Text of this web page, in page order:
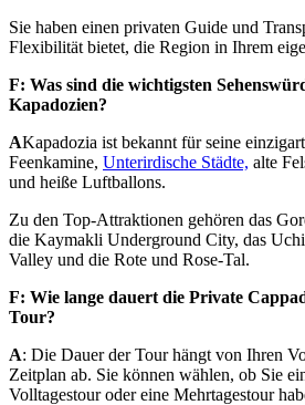
Sie haben einen privaten Guide und
Flexibilität bietet, die Region in Ihrem
F: Was sind die wichtigsten
Kapadozien?
AKapadozia ist bekannt für seine
Feenkamine, Unterirdische Städte, alte
und heiße Luftballons.
Zu den Top-Attraktionen gehören das
die Kaymakli Underground City, das
Valley und die Rote und Rose-Tal.
F: Wie lange dauert die Private
Tour?
A: Die Dauer der Tour hängt von Ihren
Zeitplan ab. Sie können wählen, ob Sie
Volltagestour oder eine Mehrtagestour